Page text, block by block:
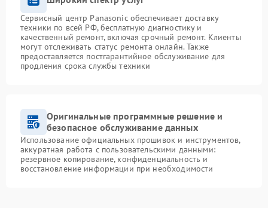
Сервисный центр Panasonic обеспечивает доставку
техники по всей РФ, бесплатную диагностику и
качественный ремонт, включая срочный ремонт. Клиенты
могут отслеживать статус ремонта онлайн. Также
предоставляется постгарантийное обслуживание для
продления срока службы техники
Оригинальные программные решение и
безопасное обслуживание данных
Использование официальных прошивок и инструментов,
аккуратная работа с пользовательскими данными:
резервное копирование, конфиденциальность и
восстановление информации при необходимости